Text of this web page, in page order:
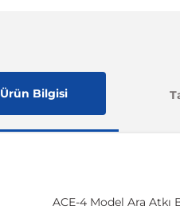
Ürün Bilgisi
ACE-4 Model Ara Atkı